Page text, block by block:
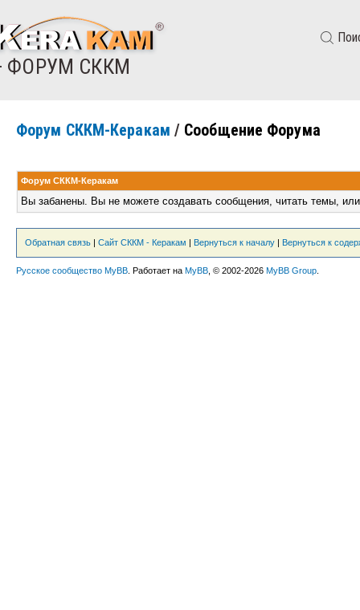
ФОРУМ СККМ
Форум СККМ-Керакам / Сообщение Форума
Форум СККМ-Керакам
Вы забанены. Вы не можете создавать сообщения, читать темы,
Обратная связь | Сайт СККМ - Керакам | Вернуться к началу | Вернуться к
Русское сообщество MyBB . Работает на MyBB , © 2002-2026 MyBB Group